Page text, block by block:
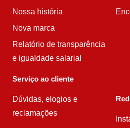
Nossa história
Nova marca
Relatório de transparência
e igualdade salarial
Serviço ao cliente
Dúvidas, elogios e
reclamações